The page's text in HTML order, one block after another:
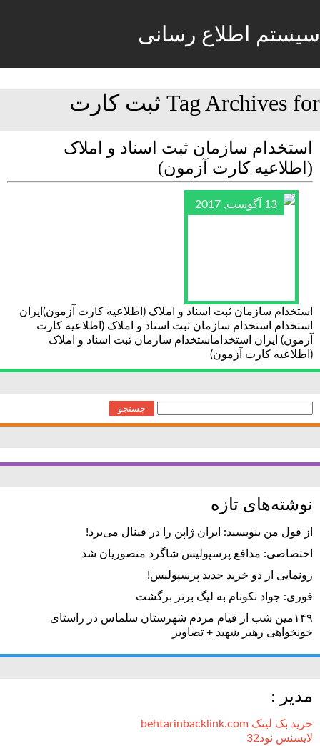
سیستم اطلاع رسانی
Tag Archives for ثبت کارت
استخدام سازمان ثبت اسناد و املاک
(اطلاعیه کارت آزمون)
13 آگوست, 2017
استخدام سازمان ثبت اسناد و املاک (اطلاعیه کارت آزمون)ایران
استخدام استخدام سازمان ثبت اسناد و املاک (اطلاعیه کارت
آزمون) ایران استخداماستخدام سازمان ثبت اسناد و املاک
(اطلاعیه کارت آزمون)
برای:
نوشته‌های تازه
از قول من بنویسید: ایران ژاپن را در فینال می‌برد!
اختصاصی: مدافع پرسپولیس شاگرد منصوریان شد
رونمایی از دو خرید جدید پرسپولیس!
فوری: جواد نکونام به لیگ برتر برگشت
۱۴۹مین شب از قیام مردم شهرستان سلماس در راستای
خونخواهی رهبر شهید + تصاویر
مدیر :
خرید بک لینک behtarinbacklink.com
لایسنس نود32